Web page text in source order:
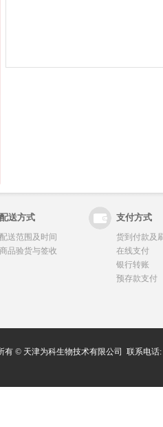
配送方式 支付方式
配送范围及时间
商品验货与签收
货到付款及
在线支付
银行转账
预存款支付
有 © 天津为科生物技术有限公司 联系电